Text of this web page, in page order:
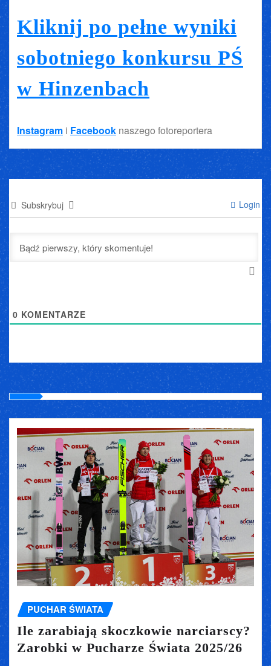
Kliknij po pełne wyniki
sobotniego konkursu PŚ
w Hinzenbach
Instagram i Facebook naszego fotoreportera
Subskrybuj Login
0 KOMENTARZE
PUCHAR ŚWIATA
Ile zarabiają skoczkowie narciarscy?
Zarobki w Pucharze Świata 2025/26